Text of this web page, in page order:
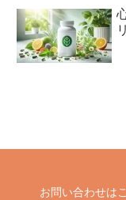
お問い合わせは